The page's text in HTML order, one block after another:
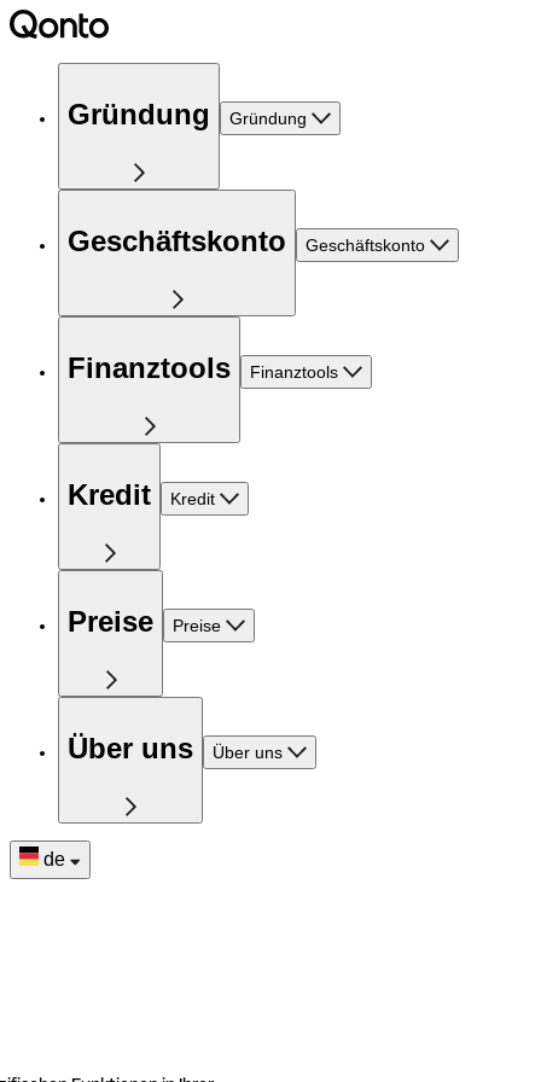
Gründung Gründung
Geschäftskonto Geschäftskonto
Finanztools Finanztools
Kredit Kredit
Preise Preise
Über uns Über uns
de